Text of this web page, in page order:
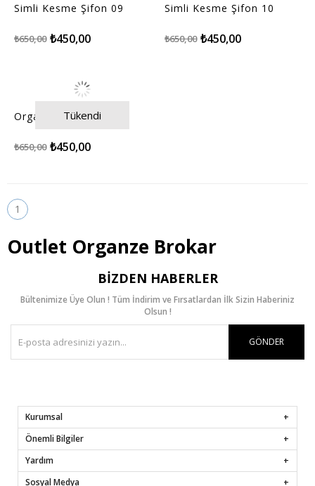
Simli Kesme Şifon 09
₺450,00
₺650,00
Simli Kesme Şifon 10
₺450,00
₺650,00
Tükendi
Organze Brokar 05
₺450,00
₺650,00
1
Outlet Organze Brokar
BIZDEN HABERLER
Bültenimize Üye Olun ! Tüm İndirim ve Fırsatlardan İlk Sizin Haberiniz
Olsun !
GÖNDER
Kurumsal
Önemli Bilgiler
Yardım
Sosyal Medya